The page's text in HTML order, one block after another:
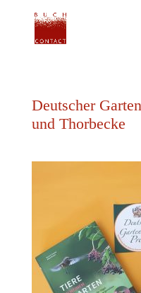
Deutscher
und Thorbecke